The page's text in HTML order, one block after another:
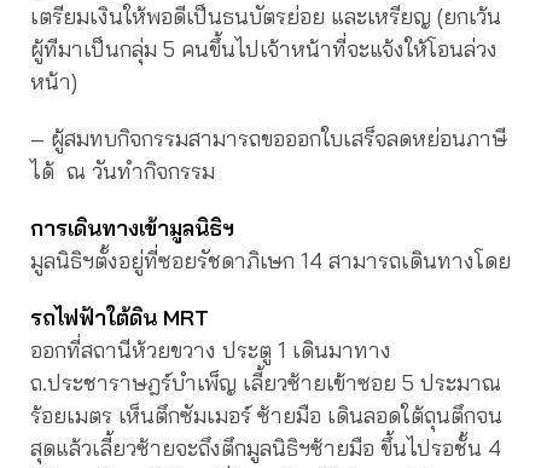
เตรียมเงินให้พอดีเป็นธนบัตรย่อย และเหรียญ (ยกเว้น
ผู้ทีมาเป็นกลุ่ม 5 คนขึ้นไปเจ้าหน้าที่จะแจ้งให้โอนล่วง
หน้า)
– ผู้สมทบกิจกรรมสามารถขอออกใบเสร็จลดหย่อนภาษี
ได้ ณ วันทำกิจกรรม
การเดินทางเข้ามูลนิธิฯ
มูลนิธิฯตั้งอยู่ที่ซอยรัชดาภิเษก 14 สามารถเดินทางโดย
รถไฟฟ้าใต้ดิน MRT
ออกที่สถานีห้วยขวาง ประตู 1 เดินมาทาง
ถ.ประชาราษฎร์บำเพ็ญ เลี้ยวซ้ายเข้าซอย 5 ประมาณ
ร้อยเมตร เห็นตึกซัมเมอร์ ซ้ายมือ เดินลอดใต้ถุนตึกจน
สุดแล้วเลี้ยวซ้ายจะถึงตึกมูลนิธิฯซ้ายมือ ขึ้นไปรอชั้น 4